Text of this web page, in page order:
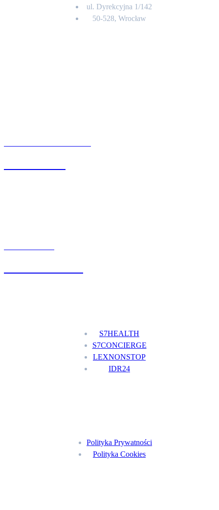
ul. Dyrekcyjna 1/142
50-528, Wrocław
S7HEALTH
S7CONCIERGE
LEXNONSTOP
IDR24
Polityka Prywatności
Polityka Cookies